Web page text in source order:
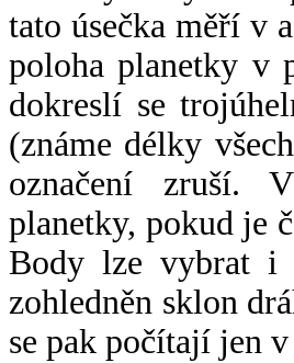
tato úsečka měří v
poloha planetky v
dokreslí se
(známe délky
označení zruší.
planetky, pokud je
Body lze vybrat i
zohledněn sklon
se pak počítají jen